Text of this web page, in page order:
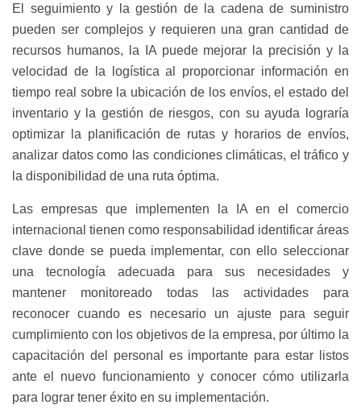
El seguimiento y la gestión de la cadena de suministro
pueden ser complejos y requieren una gran cantidad de
recursos humanos, la IA puede mejorar la precisión y la
velocidad de la logística al proporcionar información en
tiempo real sobre la ubicación de los envíos, el estado del
inventario y la gestión de riesgos, con su ayuda lograría
optimizar la planificación de rutas y horarios de envíos,
analizar datos como las condiciones climáticas, el tráfico y
la disponibilidad de una ruta óptima.
Las empresas que implementen la IA en el comercio
internacional tienen como responsabilidad identificar áreas
clave donde se pueda implementar, con ello seleccionar
una tecnología adecuada para sus necesidades y
mantener monitoreado todas las actividades para
reconocer cuando es necesario un ajuste para seguir
cumplimiento con los objetivos de la empresa, por último la
capacitación del personal es importante para estar listos
ante el nuevo funcionamiento y conocer cómo utilizarla
para lograr tener éxito en su implementación.